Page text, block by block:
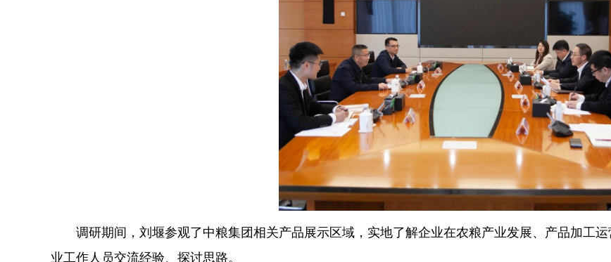
调研期间，刘堰参观了中粮集团相关产品展示区域，实地了解企业在农粮产业发展、产品加工运
业工作人员交流经验、探讨思路。